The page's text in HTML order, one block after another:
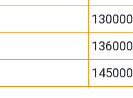
130000
136000
145000